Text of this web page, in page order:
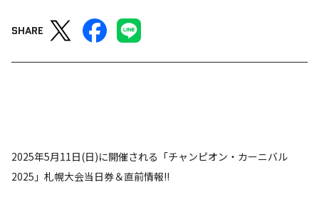
SHARE
2025年5月11日(日)に開催される「チャンピオン・カーニバル
2025」札幌大会当日券＆直前情報!!